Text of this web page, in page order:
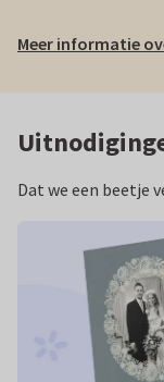
Meer informatie
Dat we een beetje
we ook een
geven we de
inspiratie rondom
thema’s
versier-ideeën.